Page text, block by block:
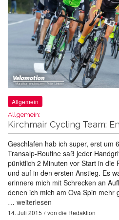
Allgemein
Allgemein:
Kirchmair Cycling Team:
Geschlafen hab ich super, erst um
Transalp-Routine saß jeder
pünktlich 2 Minuten vor Start in die
und auf in den ersten Anstieg. Es
erinnere mich mit Schrecken an
denen ich mich am Ova Spin mehr
… weiterlesen
14. Juli 2015 von die Redaktion